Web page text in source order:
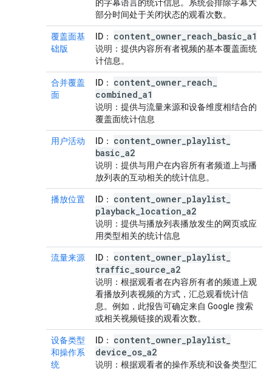
的字幕语言的统计信息。系统会排除字幕大
部分时间处于关闭状态的观看次数。
覆盖面基
础版
ID ： content owner reach basic a1
说明 ：提供内容所有者视频的基本覆盖面统
计信息。
合并覆盖
面
ID ： content owner reach
combined a1
说明 ：提供与流量来源和设备维度相结合的
覆盖面统计信息
用户活动 ID ： content owner playlist
basic a2
说明 ：提供与用户在内容所有者频道上与播
放列表的互动相关的统计信息。
播放位置 ID ： content owner playlist
playback location a2
说明 ：提供与播放列表播放发生的网页或应
用类型相关的统计信息
流量来源 ID ： content owner playlist
traffic source a2
说明 ：根据观看者在内容所有者的频道上观
看播放列表视频的方式，汇总观看统计信
息。例如，此报告可确定来自 Google 搜索
或相关视频链接的观看次数。
设备类型
和操作系
统
ID ： content owner playlist
device os a2
说明 ：根据观看者的操作系统和设备类型汇